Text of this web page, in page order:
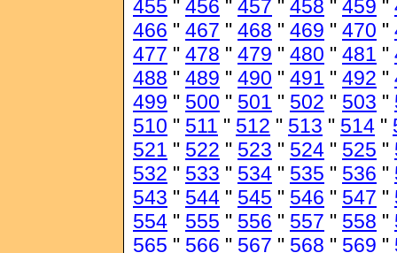
455 " 456 " 457 " 458 " 459 "
466 " 467 " 468 " 469 " 470 "
477 " 478 " 479 " 480 " 481 "
488 " 489 " 490 " 491 " 492 "
499 " 500 " 501 " 502 " 503 "
510 " 511 " 512 " 513 " 514 "
521 " 522 " 523 " 524 " 525 "
532 " 533 " 534 " 535 " 536 "
543 " 544 " 545 " 546 " 547 "
554 " 555 " 556 " 557 " 558 "
565 " 566 " 567 " 568 " 569 "